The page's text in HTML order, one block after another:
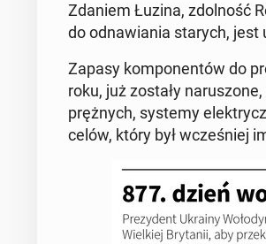
Zdaniem Łuzina, zdol­ność
do od­na­wia­nia starych,
Zapasy kom­po­nen­tów do
roku, już zostały
pręż­nych, systemy
celów, który był wcze­śniej